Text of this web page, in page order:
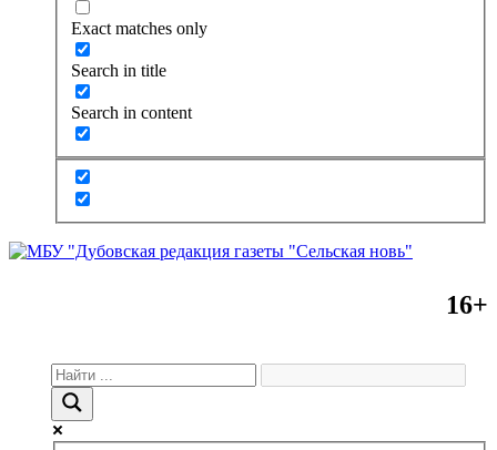
Exact matches only
Search in title
Search in content
16+